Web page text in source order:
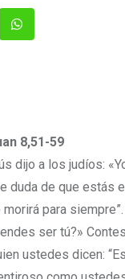
8,51-59
dijo a los judíos:
duda de que estás
para
ser tú?»
ustedes dicen: